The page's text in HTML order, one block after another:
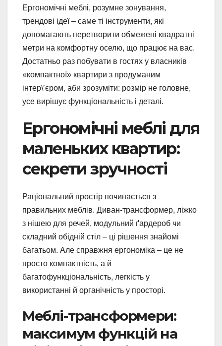
Ергономічні меблі, розумне зонування,
трендові ідеї – саме ті інструменти, які
допомагають перетворити обмежені квадратні
метри на комфортну оселю, що працює на вас.
Достатньо раз побувати в гостях у власників
«компактної» квартири з продуманим
інтер\’єром, аби зрозуміти: розмір не головне,
усе вирішує функціональність і деталі.
Ергономічні меблі для
маленьких квартир:
секрети зручності
Раціональний простір починається з
правильних меблів. Диван-трансформер, ліжко
з нішею для речей, модульний ґардероб чи
складний обідній стіл – ці рішення знайомі
багатьом. Але справжня ергономіка – це не
просто компактність, а й
багатофункціональність, легкість у
використанні й органічність у просторі.
Меблі-трансформери:
максимум функцій на